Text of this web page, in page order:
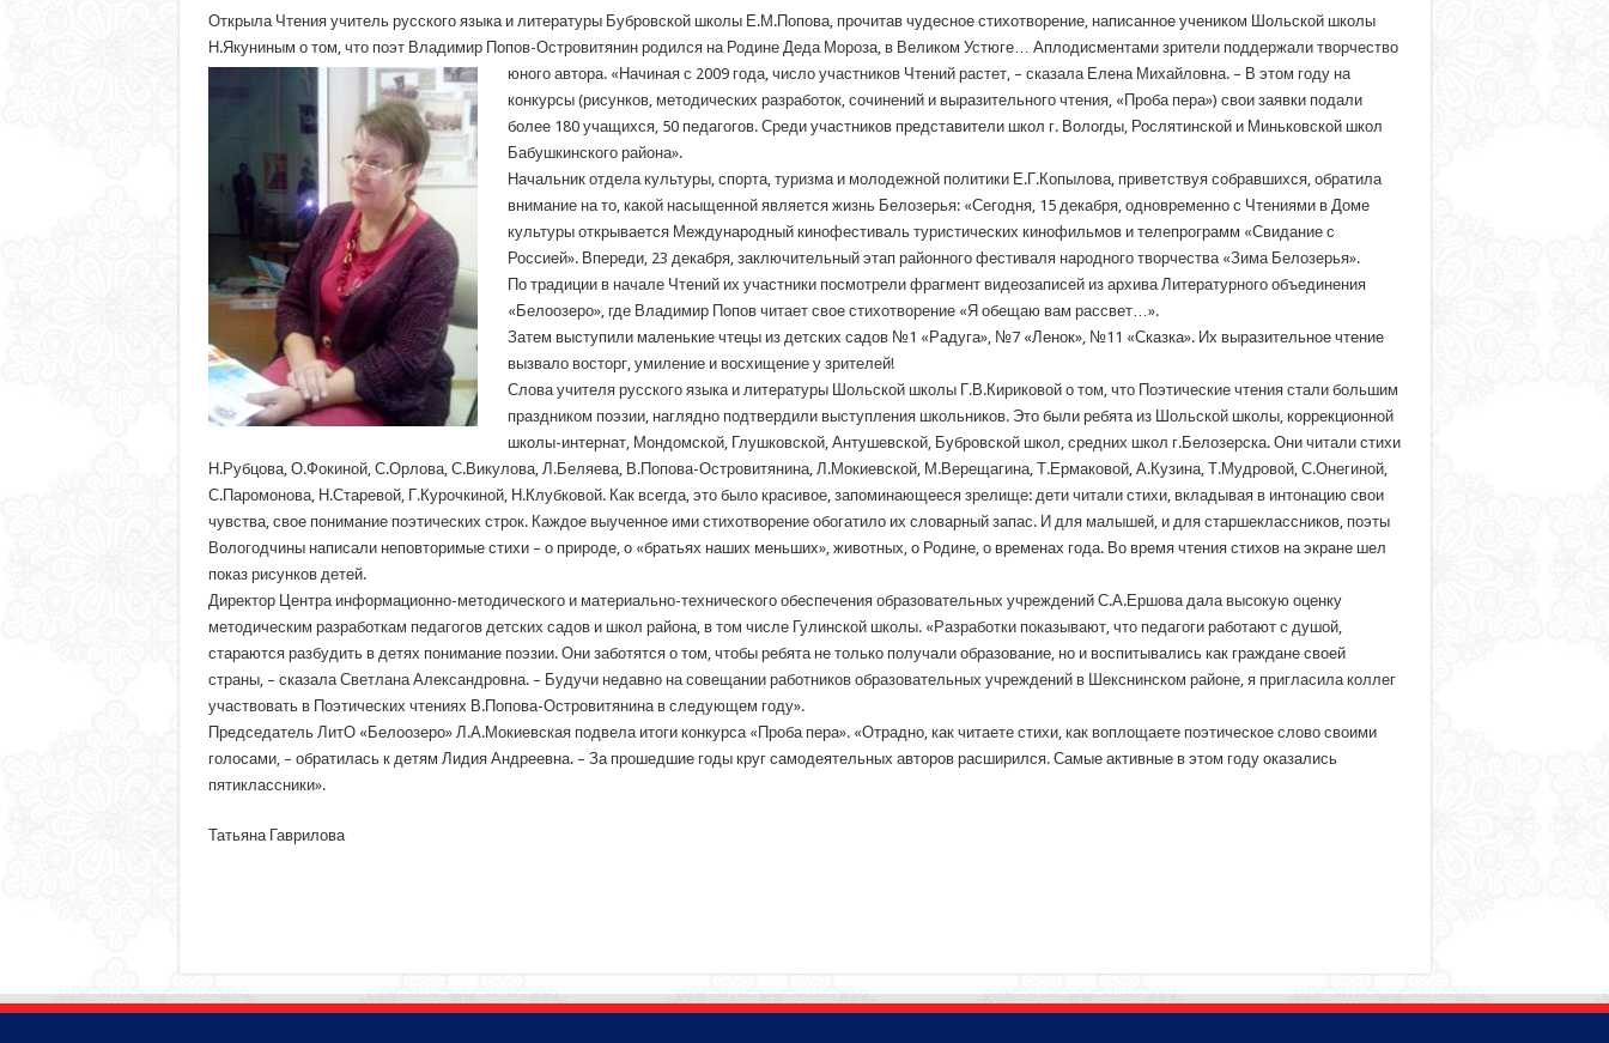
Открыла Чтения учитель русского языка и литературы Бубровской школы Е.М.Попова, прочитав чудесное стихотворение, написанное учеником Шольской школы
Н.Якуниным о том, что поэт Владимир Попов-Островитянин родился на Родине Деда Мороза, в Великом Устюге… Аплодисментами зрители поддержали творчество
юного автора. «Начиная с 2009 года, число участников Чтений растет, – сказала Елена Михайловна. – В этом году на
конкурсы (рисунков, методических разработок, сочинений и выразительного чтения, «Проба пера») свои заявки подали
более 180 учащихся, 50 педагогов. Среди участников представители школ г. Вологды, Рослятинской и Миньковской школ
Бабушкинского района».
Начальник отдела культуры, спорта, туризма и молодежной политики Е.Г.Копылова, приветствуя собравшихся, обратила
внимание на то, какой насыщенной является жизнь Белозерья: «Сегодня, 15 декабря, одновременно с Чтениями в Доме
культуры открывается Международный кинофестиваль туристических кинофильмов и телепрограмм «Свидание с
Россией». Впереди, 23 декабря, заключительный этап районного фестиваля народного творчества «Зима Белозерья».
По традиции в начале Чтений их участники посмотрели фрагмент видеозаписей из архива Литературного объединения
«Белоозеро», где Владимир Попов читает свое стихотворение «Я обещаю вам рассвет…».
Затем выступили маленькие чтецы из детских садов №1 «Радуга», №7 «Ленок», №11 «Сказка». Их выразительное чтение
вызвало восторг, умиление и восхищение у зрителей!
Слова учителя русского языка и литературы Шольской школы Г.В.Кириковой о том, что Поэтические чтения стали большим
праздником поэзии, наглядно подтвердили выступления школьников. Это были ребята из Шольской школы, коррекционной
школы-интернат, Мондомской, Глушковской, Антушевской, Бубровской школ, средних школ г.Белозерска. Они читали стихи
Н.Рубцова, О.Фокиной, С.Орлова, С.Викулова, Л.Беляева, В.Попова-Островитянина, Л.Мокиевской, М.Верещагина, Т.Ермаковой, А.Кузина, Т.Мудровой, С.Онегиной,
С.Паромонова, Н.Старевой, Г.Курочкиной, Н.Клубковой. Как всегда, это было красивое, запоминающееся зрелище: дети читали стихи, вкладывая в интонацию свои
чувства, свое понимание поэтических строк. Каждое выученное ими стихотворение обогатило их словарный запас. И для малышей, и для старшеклассников, поэты
Вологодчины написали неповторимые стихи – о природе, о «братьях наших меньших», животных, о Родине, о временах года. Во время чтения стихов на экране шел
показ рисунков детей.
Директор Центра информационно-методического и материально-технического обеспечения образовательных учреждений С.А.Ершова дала высокую оценку
методическим разработкам педагогов детских садов и школ района, в том числе Гулинской школы. «Разработки показывают, что педагоги работают с душой,
стараются разбудить в детях понимание поэзии. Они заботятся о том, чтобы ребята не только получали образование, но и воспитывались как граждане своей
страны, – сказала Светлана Александровна. – Будучи недавно на совещании работников образовательных учреждений в Шекснинском районе, я пригласила коллег
участвовать в Поэтических чтениях В.Попова-Островитянина в следующем году».
Председатель ЛитО «Белоозеро» Л.А.Мокиевская подвела итоги конкурса «Проба пера». «Отрадно, как читаете стихи, как воплощаете поэтическое слово своими
голосами, – обратилась к детям Лидия Андреевна. – За прошедшие годы круг самодеятельных авторов расширился. Самые активные в этом году оказались
пятиклассники».
Татьяна Гаврилова